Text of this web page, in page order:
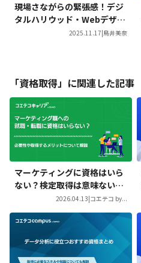
現場さながらの緊張感！デジ
タルハリウッド・Webデザイ
ナー専攻『超実践プラン』の
2025.11.17|鳥井美奈
「資格取得」に関連した記事
マーケティングに資格はいら
ない？検定取得は意味ないの
か徹底解説2026.04.13|コエテコ by...